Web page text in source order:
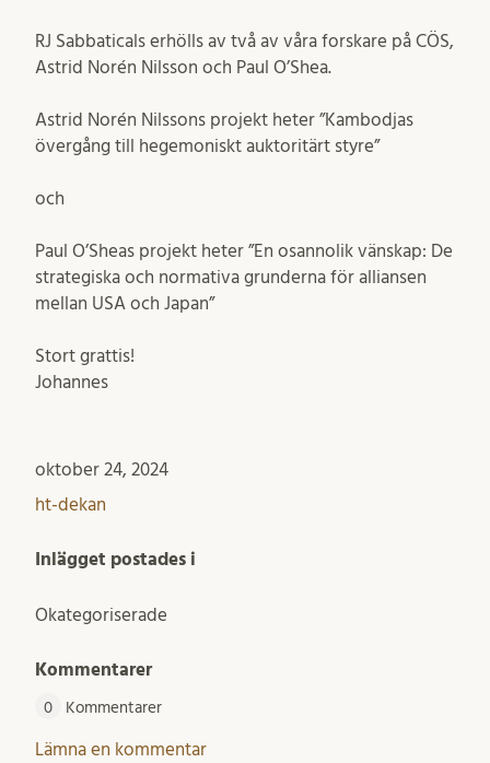
RJ Sabbaticals erhölls av två av våra forskare på CÖS,
Astrid Norén Nilsson och Paul O’Shea.
Astrid Norén Nilssons projekt heter ”Kambodjas
övergång till hegemoniskt auktoritärt styre”
och
Paul O’Sheas projekt heter ”En osannolik vänskap: De
strategiska och normativa grunderna för alliansen
mellan USA och Japan”
Stort grattis!
Johannes
oktober 24, 2024
ht-dekan
Inlägget postades i
Okategoriserade
Kommentarer
0 Kommentarer
Lämna en kommentar